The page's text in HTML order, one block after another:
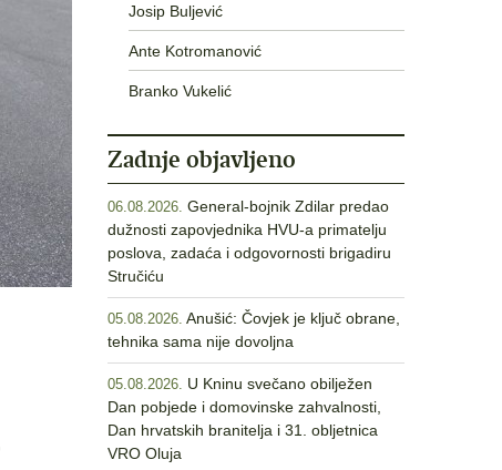
Josip Buljević
Ante Kotromanović
Branko Vukelić
Zadnje objavljeno
06.08.2026. General-bojnik Zdilar predao
dužnosti zapovjednika HVU-a primatelju
poslova, zadaća i odgovornosti brigadiru
Stručiću
05.08.2026. Anušić: Čovjek je ključ obrane,
tehnika sama nije dovoljna
05.08.2026. U Kninu svečano obilježen
Dan pobjede i domovinske zahvalnosti,
Dan hrvatskih branitelja i 31. obljetnica
VRO Oluja